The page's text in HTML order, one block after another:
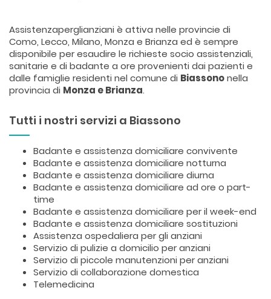
Assistenzaperglianziani è attiva nelle provincie di
Como, Lecco, Milano, Monza e Brianza ed è sempre
disponibile per esaudire le richieste socio assistenziali,
sanitarie e di badante a ore provenienti dai pazienti e
dalle famiglie residenti nel comune di Biassononella
provincia di Monza e Brianza.
Tutti i nostri servizi a Biassono
Badante e assistenza domiciliare convivente
Badante e assistenza domiciliare notturna
Badante e assistenza domiciliare diurna
Badante e assistenza domiciliare ad ore o part-
time
Badante e assistenza domiciliare per il week-end
Badante e assistenza domiciliare sostituzioni
Assistenza ospedaliera per gli anziani
Servizio di pulizie a domicilio per anziani
Servizio di piccole manutenzioni per anziani
Servizio di collaborazione domestica
Telemedicina